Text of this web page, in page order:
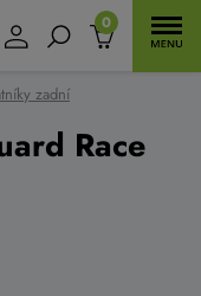
0
zadní
Race